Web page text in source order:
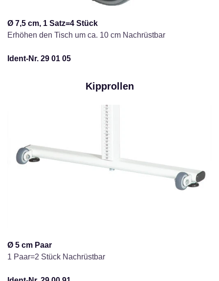
Ø 7,5 cm, 1 Satz=4 Stück
Erhöhen den Tisch um ca. 10 cm Nachrüstbar
Ident-Nr. 29 01 05
Kipprollen
Ø 5 cm Paar
1 Paar=2 Stück Nachrüstbar